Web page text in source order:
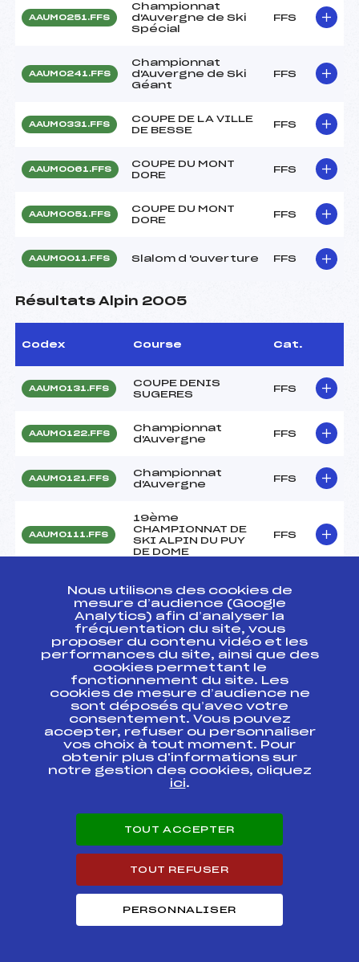
AAUM0251.FFS
Championnat
d'Auvergne de Ski
Spécial
FFS
AAUM0241.FFS
Championnat
d'Auvergne de Ski
Géant
FFS
AAUM0331.FFS
COUPE DE LA VILLE
DE BESSE
FFS
AAUM0061.FFS
COUPE DU MONT
DORE
FFS
AAUM0051.FFS
COUPE DU MONT
DORE
FFS
AAUM0011.FFS Slalom d 'ouverture FFS
Résultats Alpin 2005
Codex Course Cat.
AAUM0131.FFS
COUPE DENIS
SUGERES
FFS
AAUM0122.FFS
Championnat
d'Auvergne
FFS
AAUM0121.FFS
Championnat
d'Auvergne
FFS
AAUM0111.FFS
19ème
CHAMPIONNAT DE
SKI ALPIN DU PUY
DE DOME
FFS
AFZM0150.FFS
GRAND PRIX DES
JEUNES
FFS
AIFM0371.FFS
Challenge ASC
BNP-PARIBAS 2005
FFS
AAUM0051.FFS COUPE DECHAMBRE FFS
ADAM0072.FFS
Fila Sprint
RESULTATS
FFS
AAUM0021.FFS
CHALLENGE ALFRED
PIPET
FFS
Résultats Alpin 2004
Course Cat.
Circuit Jeunes 5 ème
Etape
Nous utilisons des cookies de
mesure d’audience (Google
Analytics) afin d’analyser la
fréquentation du site, vous
proposer du contenu vidéo et les
performances du site, ainsi que des
cookies permettant le
fonctionnement du site. Les
cookies de mesure d’audience ne
sont déposés qu’avec votre
consentement. Vous pouvez
accepter, refuser ou personnaliser
vos choix à tout moment. Pour
obtenir plus d'informations sur
notre gestion des cookies, cliquez
ici.
TOUT ACCEPTER
TOUT REFUSER
PERSONNALISER